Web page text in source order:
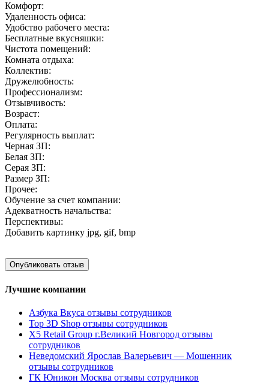
Комфорт:
Удаленность офиса:
Удобство рабочего места:
Бесплатные вкусняшки:
Чистота помещений:
Комната отдыха:
Коллектив:
Дружелюбность:
Профессионализм:
Отзывчивость:
Возраст:
Оплата:
Регулярность выплат:
Черная ЗП:
Белая ЗП:
Серая ЗП:
Размер ЗП:
Прочее:
Обучение за счет компании:
Адекватность начальства:
Перспективы:
Добавить картинку jpg, gif, bmp
Лучшие компании
Азбука Вкуса отзывы сотрудников
Top 3D Shop отзывы сотрудников
X5 Retail Group г.Великий Новгород отзывы
сотрудников
Неведомский Ярослав Валерьевич — Мошенник
отзывы сотрудников
ГК Юникон Москва отзывы сотрудников